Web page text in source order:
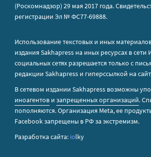
(Роскомнадзор) 29 мая 2017 года.
регистрации Эл № ФС77-69888.
Использование текстовых и иных
издания Sakhapress на иных ресурсах в сети
социальных сетях разрешается только с
редакции Sakhapress и гиперссылкой на
В сетевом издании Sakhapress возможны
иноагентов и запрещенных организаций.
пополняются. Организация Metа, ее
Facebook запрещены в РФ за экстремизм.
Разработка сайта: iolky